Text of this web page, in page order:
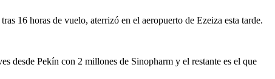
16 horas de vuelo, aterrizó en el aeropuerto de Ezeiza esta tarde.
desde Pekín con 2 millones de Sinopharm y el restante es el que